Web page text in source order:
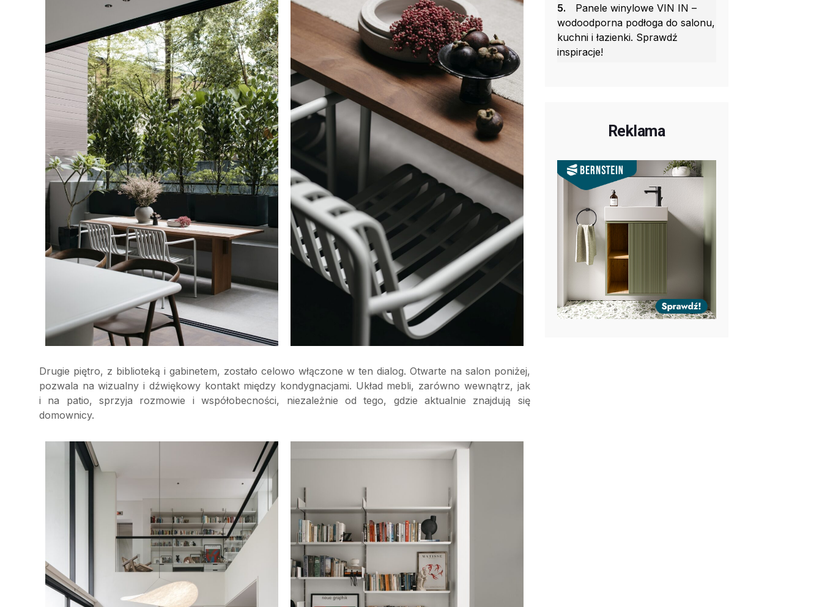
Drugie piętro, z biblioteką i gabinetem, zostało celowo włączone w ten dialog. Otwarte na salon poniżej,
pozwala na wizualny i dźwiękowy kontakt między kondygnacjami. Układ mebli, zarówno wewnątrz, jak
i na patio, sprzyja rozmowie i współobecności, niezależnie od tego, gdzie aktualnie znajdują się
domownicy.
5.
Panele winylowe VIN IN –
wodoodporna podłoga do salonu,
kuchni i łazienki. Sprawdź
inspiracje!
Reklama